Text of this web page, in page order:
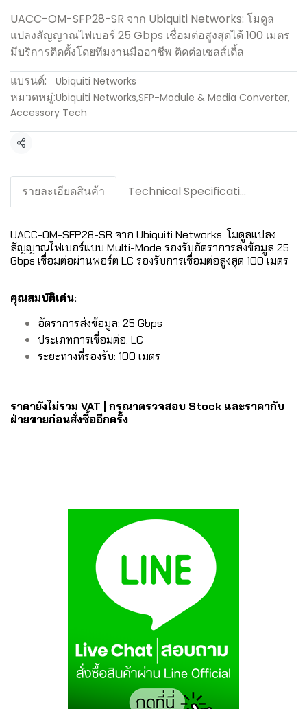
UACC-OM-SFP28-SR จาก Ubiquiti Networks: โมดูล
แปลงสัญญาณไฟเบอร์ 25 Gbps เชื่อมต่อสูงสุดได้ 100 เมตร
มีบริการติดตั้งโดยทีมงานมืออาชีพ ติดต่อเซลส์เติ้ล
แบรนด์:
Ubiquiti Networks
หมวดหมู่:Ubiquiti Networks,SFP-Module & Media Converter,
Accessory Tech
แชร์
รายละเอียดสินค้า Technical Specification / Downloads
UACC-OM-SFP28-SR จาก Ubiquiti Networks: โมดูลแปลง
สัญญาณไฟเบอร์แบบ Multi-Mode รองรับอัตราการส่งข้อมูล 25
Gbps เชื่อมต่อผ่านพอร์ต LC รองรับการเชื่อมต่อสูงสุด 100 เมตร
คุณสมบัติเด่น:
อัตราการส่งข้อมูล: 25 Gbps
ประเภทการเชื่อมต่อ: LC
ระยะทางที่รองรับ: 100 เมตร
ราคายังไม่รวม VAT | กรุณาตรวจสอบ Stock และราคากับ
ฝ่ายขายก่อนสั่งซื้ออีกครั้ง